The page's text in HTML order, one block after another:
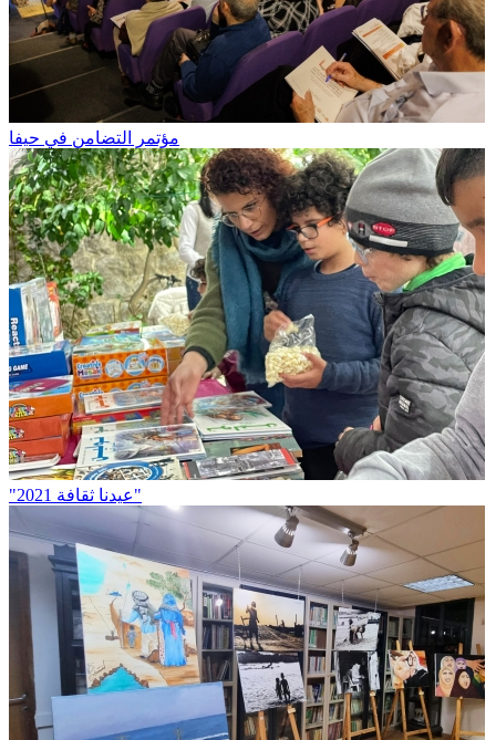
مؤتمر التضامن في حيفا
"عيدنا ثقافة 2021"